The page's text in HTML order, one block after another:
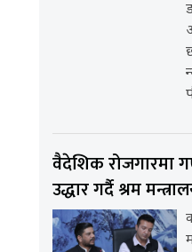
वैदेशिक रोजगारमा
उद्धार गर्दै श्रम